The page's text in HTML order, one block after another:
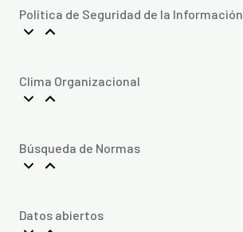
Política de Seguridad de la Información
Clima Organizacional
Búsqueda de Normas
Datos abiertos